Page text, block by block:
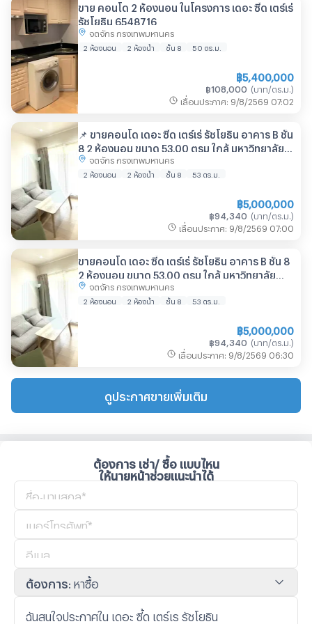
ขาย คอนโด 2 ห้องนอน ในโครงการ เดอะ ซี้ด เตร์เร่
รัชโยธิน 6548716
จตุจักร กรุงเทพมหานคร
2 ห้องนอน 2 ห้องน้ำ ชั้น 8 50 ตร.ม.
฿5,400,000
฿108,000 (บาท/ตร.ม. )
เลื่อนประกาศ : 9/8/2569 07:02
📌 ขายคอนโด เดอะ ซี้ด เตร์เร่ รัชโยธิน อาคาร B ชั้น
8 2 ห้องนอน ขนาด 53.00 ตรม ใกล้ มหาวิทยาลัย
เกษตรศาสตร์
จตุจักร กรุงเทพมหานคร
2 ห้องนอน 2 ห้องน้ำ ชั้น 8 53 ตร.ม.
฿5,000,000
฿94,340 (บาท/ตร.ม. )
เลื่อนประกาศ : 9/8/2569 07:00
ขายคอนโด เดอะ ซี้ด เตร์เร่ รัชโยธิน อาคาร B ชั้น 8
2 ห้องนอน ขนาด 53.00 ตรม ใกล้ มหาวิทยาลัย
เกษตรศาสตร์
จตุจักร กรุงเทพมหานคร
2 ห้องนอน 2 ห้องน้ำ ชั้น 8 53 ตร.ม.
฿5,000,000
฿94,340 (บาท/ตร.ม. )
เลื่อนประกาศ : 9/8/2569 06:30
ดูประกาศขายเพิ่มเติม
ต้องการ เช่า/ ซื้อ แบบไหน
ให้นายหน้าช่วยแนะนำได้
ต้องการ: หาซื้อ